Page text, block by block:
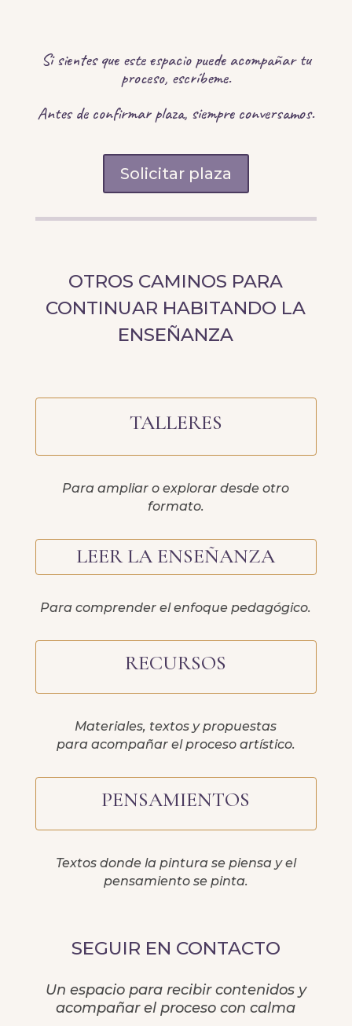
Si sientes que este espacio puede acompañar tu
proceso, escríbeme.
Antes de confirmar plaza, siempre conversamos.
Solicitar plaza
OTROS CAMINOS PARA
CONTINUAR HABITANDO LA
ENSEÑANZA
TALLERES
Para ampliar o explorar desde otro
formato.
LEER LA ENSEÑANZA
Para comprender el enfoque pedagógico.
RECURSOS
Materiales, textos y propuestas
para acompañar el proceso artístico.
PENSAMIENTOS
Textos donde la pintura se piensa y el
pensamiento se pinta.
SEGUIR EN CONTACTO
Un espacio para recibir contenidos y
acompañar el proceso con calma